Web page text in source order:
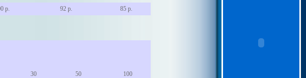
р. 92 р. 85 р.
30 50 100